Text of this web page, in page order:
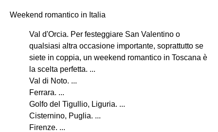
Weekend romantico in Italia
Val d'Orcia. Per festeggiare San Valentino o
qualsiasi altra occasione importante, soprattutto se
siete in coppia, un weekend romantico in Toscana è
la scelta perfetta. ...
Val di Noto. ...
Ferrara. ...
Golfo del Tigullio, Liguria. ...
Cisternino, Puglia. ...
Firenze. ...